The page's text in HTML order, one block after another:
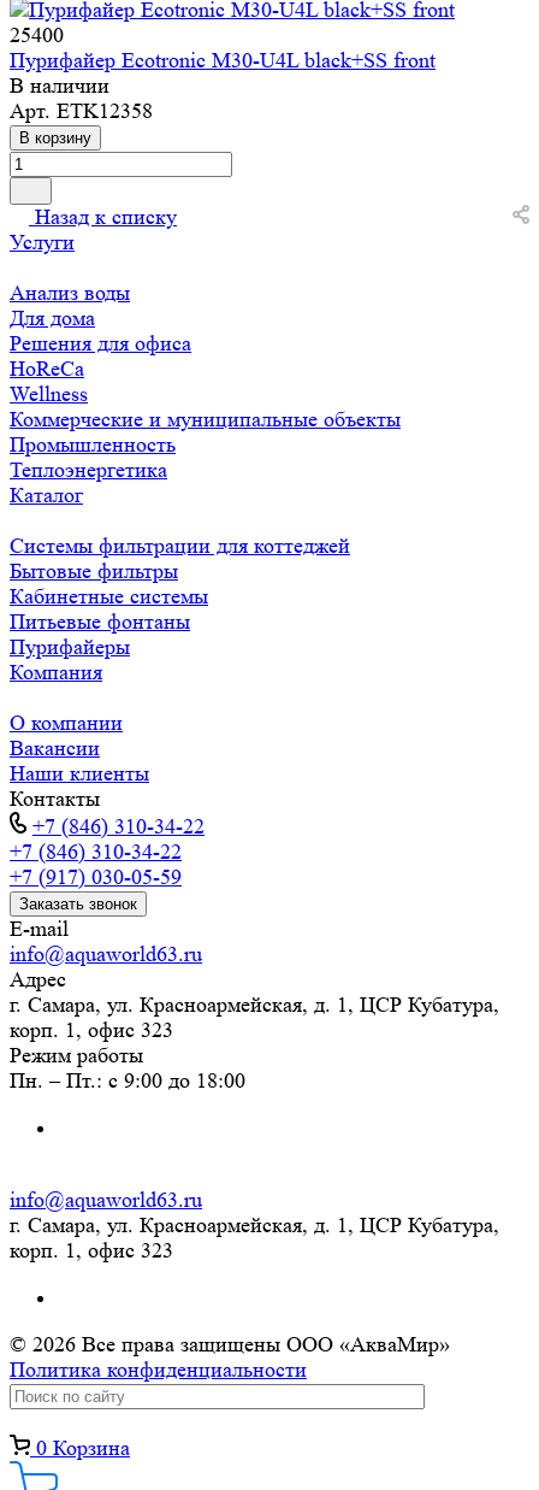
25400
Пурифайер Ecotronic M30-U4L black+SS front
В наличии
Арт. ETK12358
В корзину
Назад к списку
Услуги
Анализ воды
Для дома
Решения для офиса
HoReCa
Wellness
Коммерческие и муниципальные объекты
Промышленность
Теплоэнергетика
Каталог
Системы фильтрации для коттеджей
Бытовые фильтры
Кабинетные системы
Питьевые фонтаны
Пурифайеры
Компания
О компании
Вакансии
Наши клиенты
Контакты
+7 (846) 310-34-22
+7 (846) 310-34-22
+7 (917) 030-05-59
Заказать звонок
E-mail
info@aquaworld63.ru
Адрес
г. Самара, ул. Красноармейская, д. 1, ЦСР Кубатура,
корп. 1, офис 323
Режим работы
Пн. – Пт.: с 9:00 до 18:00
info@aquaworld63.ru
г. Самара, ул. Красноармейская, д. 1, ЦСР Кубатура,
корп. 1, офис 323
© 2026 Все права защищены ООО «АкваМир»
Политика конфиденциальности
0 Корзина